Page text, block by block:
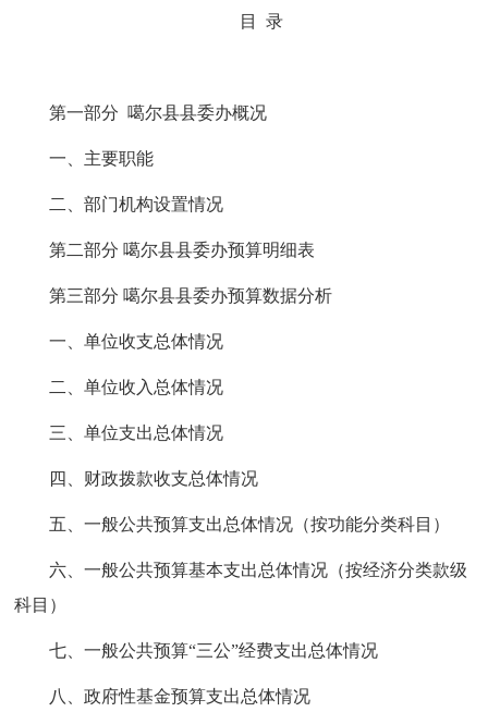
目 录
第一部分 噶尔县县委办概况
一、主要职能
二、部门机构设置情况
第二部分 噶尔县县委办预算明细表
第三部分 噶尔县县委办预算数据分析
一、单位收支总体情况
二、单位收入总体情况
三、单位支出总体情况
四、财政拨款收支总体情况
五、一般公共预算支出总体情况（按功能分类科目）
六、一般公共预算基本支出总体情况（按经济分类款级
科目）
七、一般公共预算“三公”经费支出总体情况
八、政府性基金预算支出总体情况